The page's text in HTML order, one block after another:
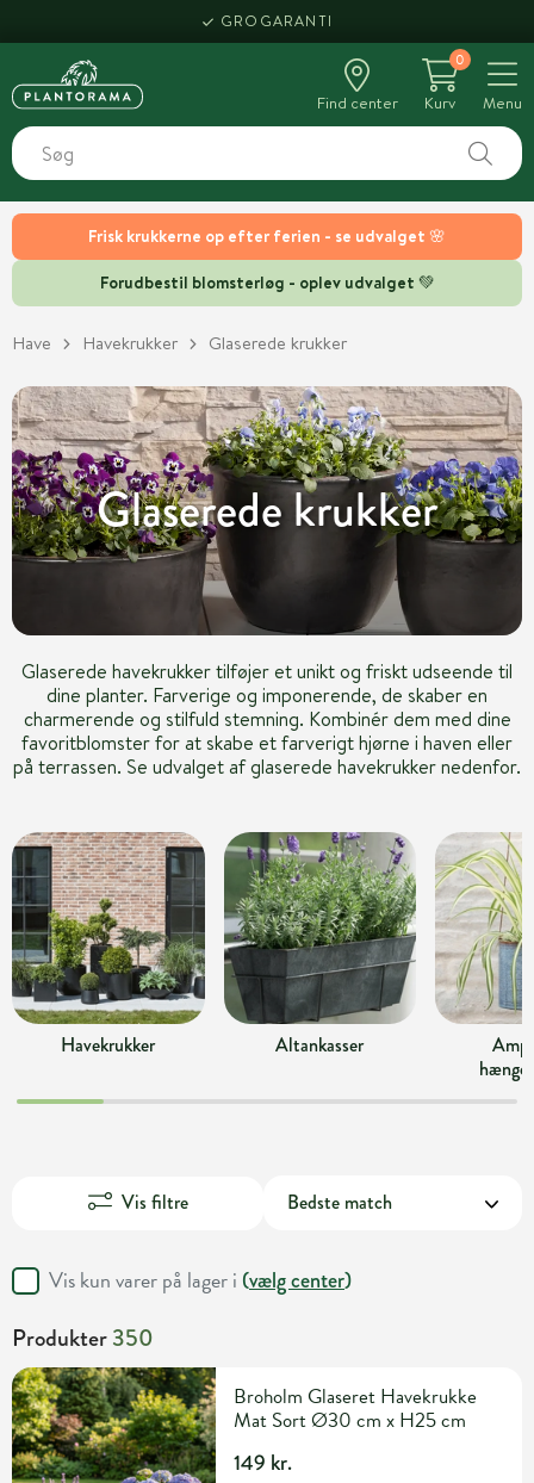
Frisk krukkerne op efter ferien - se udvalget 🌸
Forudbestil blomsterløg - oplev udvalget 💚
GROGARANTI
Find center
0
Kurv
Menu
Have Havekrukker Glaserede krukker
Glaserede krukker
Glaserede havekrukker tilføjer et unikt og friskt udseende til
dine planter. Farverige og imponerende, de skaber en
charmerende og stilfuld stemning. Kombinér dem med dine
favoritblomster for at skabe et farverigt hjørne i haven eller
på terrassen. Se udvalget af glaserede havekrukker nedenfor.
Havekrukker Altankasser
Vis filtre
Vis kun varer på lager i (vælg center)
Produkter350
Broholm Glaseret Havekrukke
Mat Sort Ø30 cm x H25 cm
149 kr.